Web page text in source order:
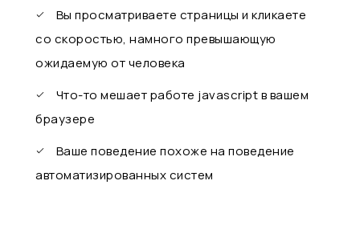
Вы просматриваете страницы и кликаете
со скоростью, намного превышающую
ожидаемую от человека
Что-то мешает работе javascript в вашем
браузере
Ваше поведение похоже на поведение
автоматизированных систем